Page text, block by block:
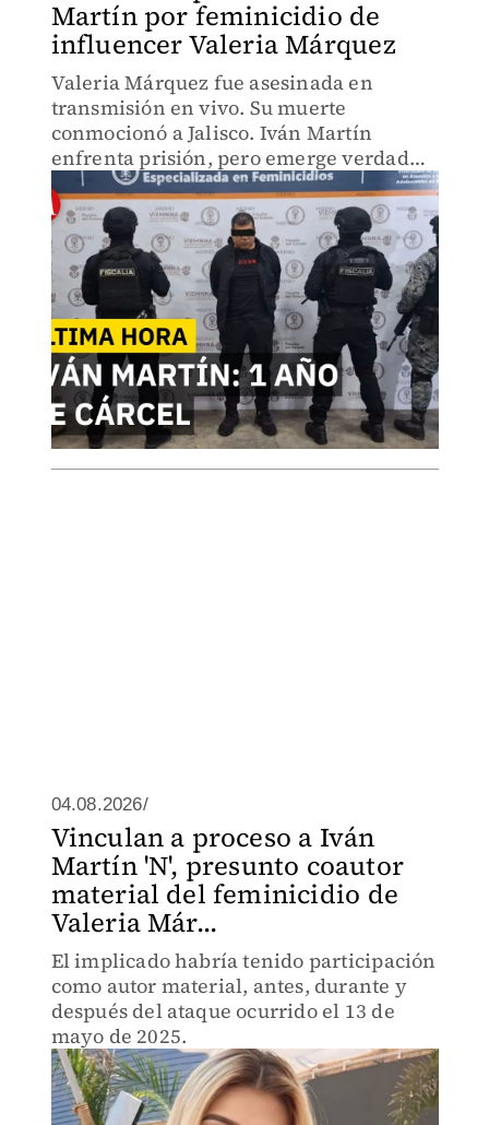
Martín por feminicidio de
influencer Valeria Márquez
Valeria Márquez fue asesinada en
transmisión en vivo. Su muerte
conmocionó a Jalisco. Iván Martín
enfrenta prisión, pero emerge verdad
más oscura: ¿quién ordenó este crimen?
Historia detrás del feminicidio que
expone redes de violencia sin resolver.
04.08.2026/
Vinculan a proceso a Iván
Martín 'N', presunto coautor
material del feminicidio de
Valeria Már...
El implicado habría tenido participación
como autor material, antes, durante y
después del ataque ocurrido el 13 de
mayo de 2025.